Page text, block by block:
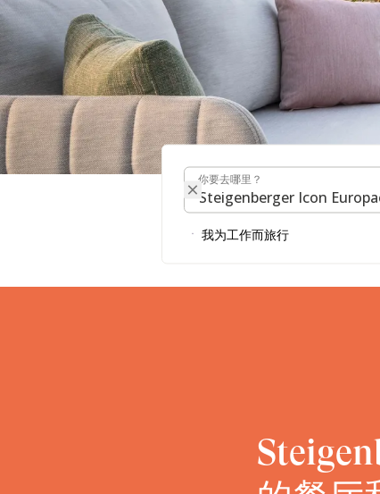
Hof 酒店的
你要去哪里？
你要去哪里？
我为工作而旅行